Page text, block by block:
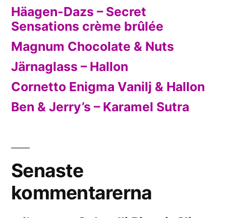
Häagen-Dazs – Secret
Sensations crème brûlée
Magnum Chocolate & Nuts
Järnaglass – Hallon
Cornetto Enigma Vanilj & Hallon
Ben & Jerry’s – Karamel Sutra
Senaste
kommentarerna